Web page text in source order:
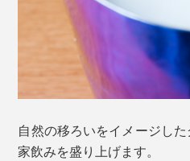
自然の移ろいをイメージした
家飲みを盛り上げます。